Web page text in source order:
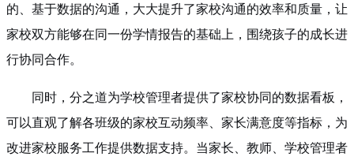
的、基于数据的沟通，大大提升了家校沟通的效率和质量，让
家校双方能够在同一份学情报告的基础上，围绕孩子的成长进
行协同合作。
同时，分之道为学校管理者提供了家校协同的数据看板，
可以直观了解各班级的家校互动频率、家长满意度等指标，为
改进家校服务工作提供数据支持。当家长、教师、学校管理者